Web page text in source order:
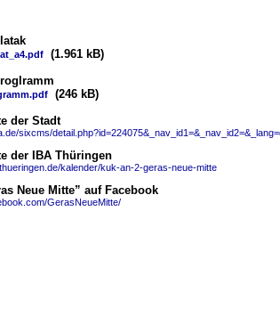
(1.961 kB)
(246 kB)
der Stadt
sixcms/
der IBA Thüringen
kalender/kuk-an-2-geras-neue-mitte
Neue Mitte” auf Facebook
GerasNeueMitte/